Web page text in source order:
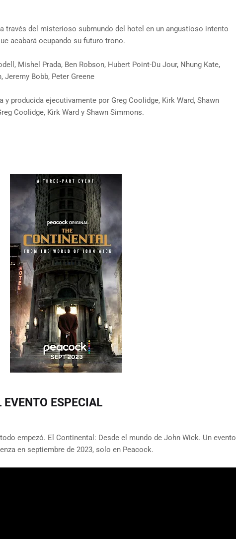
través del misterioso submundo del hotel en un angustioso intento
acabará ocupando su futuro trono.
Mishel Prada, Ben Robson, Hubert Point-Du Jour, Nhung Kate,
Bobb, Peter Greene
y producida ejecutivamente por Greg Coolidge, Kirk Ward, Shawn
Coolidge, Kirk Ward y Shawn Simmons.
ESPECIAL
empezó. El Continental: Desde el mundo de John Wick. Un evento
en septiembre de 2023, solo en Peacock.